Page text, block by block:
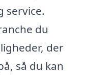
service.
du
der
så du kan